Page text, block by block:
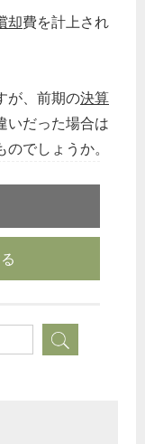
却費を計上され
が、前期の決算
いだった場合は
でしょうか。